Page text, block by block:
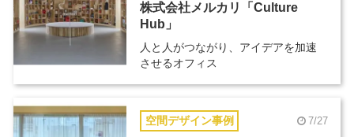
株式会社メルカリ「Culture
Hub」
人と人がつながり、アイデアを加速
させるオフィス
空間デザイン事例 7/27